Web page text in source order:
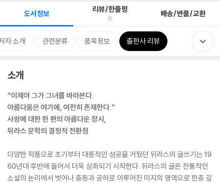
도서정보 리뷰/한줄평
0 배송/반품/교환
자 소개 관련분류 품목정보 출판사 리뷰
소개
“이제야 그가 그녀를 바라본다.
아름다움은 여기에, 여전히 존재한다.”
사랑에 대한 한 편의 아름다운 장시,
뒤라스 문학의 결정적 전환점
다양한 작품으로 초기부터 대중적인 성공을 거뒀던 뒤라스의 글쓰기는 19
60년대 후반에 들어서 더욱 심화되기 시작한다. 뒤라스의 글은 전통적인
소설의 논리에서 벗어나 충동과 공허로 이루어진 미지의 영역으로 한층 깊